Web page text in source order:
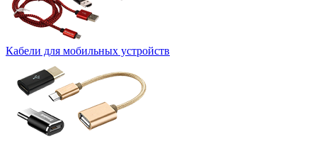
Кабели для мобильных устройств